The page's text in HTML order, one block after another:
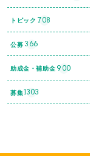
トピック 708
公募 366
助成金・補助金 900
募集1303